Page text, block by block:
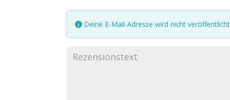
Deine E-Mail-Adresse wird nicht